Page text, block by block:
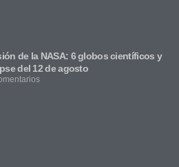
de la NASA: 6 globos científicos y
del 12 de agosto